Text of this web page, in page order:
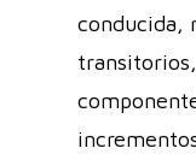
conducida,